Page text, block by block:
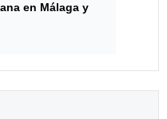
en Málaga y